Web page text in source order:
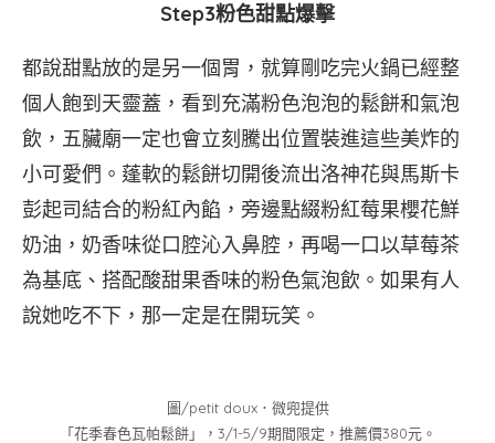
Step3粉色甜點爆擊
都說甜點放的是另一個胃，就算剛吃完火鍋已經整
個人飽到天靈蓋，看到充滿粉色泡泡的鬆餅和氣泡
飲，五臟廟一定也會立刻騰出位置裝進這些美炸的
小可愛們。蓬軟的鬆餅切開後流出洛神花與馬斯卡
彭起司結合的粉紅內餡，旁邊點綴粉紅莓果櫻花鮮
奶油，奶香味從口腔沁入鼻腔，再喝一口以草莓茶
為基底、搭配酸甜果香味的粉色氣泡飲。如果有人
說她吃不下，那一定是在開玩笑。
圖/petit doux．微兜提供
「花季春色瓦帕鬆餅」，3/1-5/9期間限定，推薦價380元。